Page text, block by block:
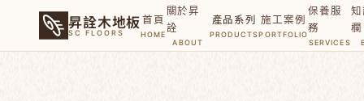
昇詮木地板
SC FLOORS
首頁
HOME
關於昇
詮
ABOUT
產品系列
PRODUCTS
施工案例
PORTFOLIO
保養服
務
SERVICES
欄